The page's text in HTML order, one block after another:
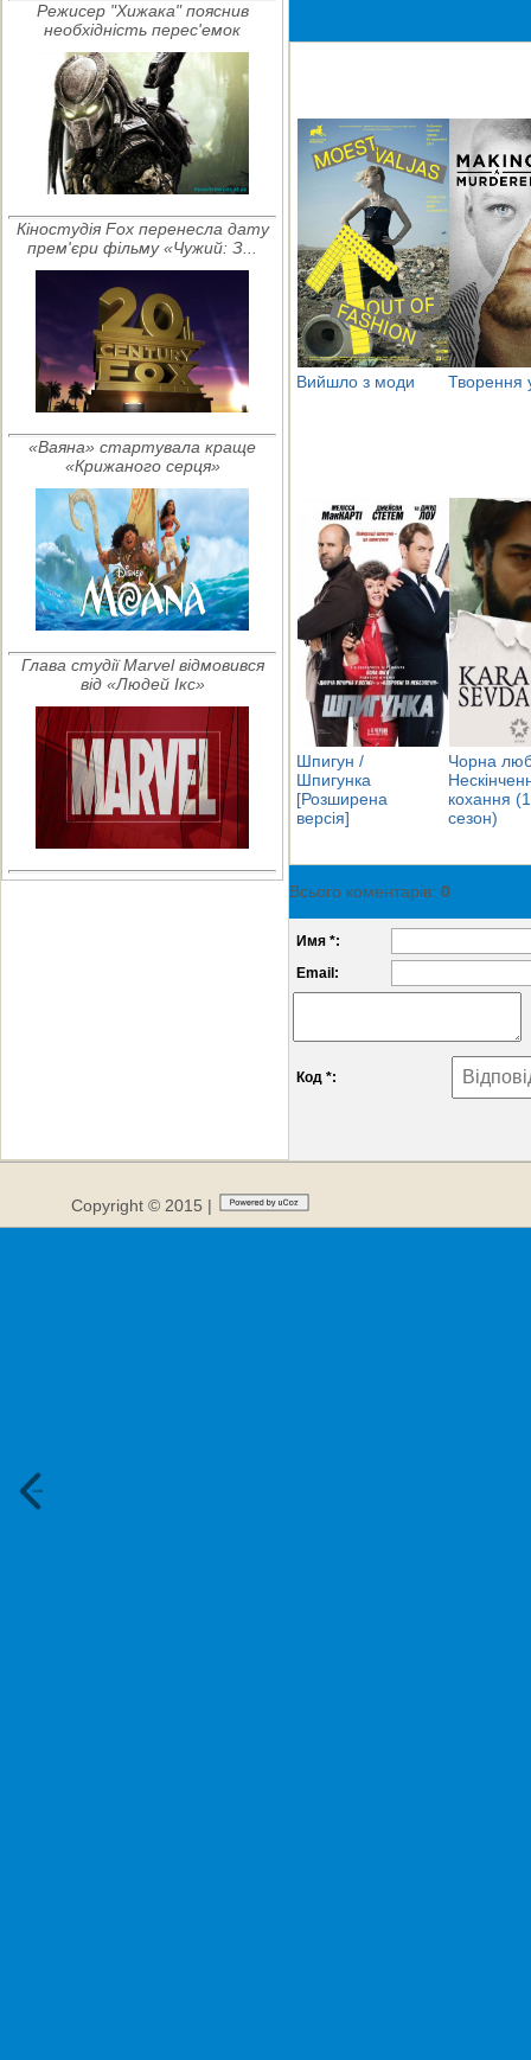
Сюди
Режисер "Хижака" пояснив
необхідність перес'емок
Кіностудія Fox перенесла дату
прем'єри фільму «Чужий: З...
«Ваяна» стартувала краще
«Крижаного серця»
Глава студії Marvel відмовився
від «Людей Ікс»
Вийшло з моди Творення
Шпигун /
Шпигунка
[Розширена
версія]
Чорна
кохання
сезон)
Всього коментарів: 0
Имя *:
Email:
Код *:
Copyright © 2015 |